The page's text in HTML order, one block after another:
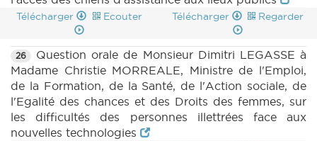
Télécharger Ecouter Télécharger Regarder
26
Question orale de Monsieur Dimitri LEGASSE à
Madame Christie MORREALE, Ministre de l'Emploi,
de la Formation, de la Santé, de l'Action sociale, de
l'Egalité des chances et des Droits des femmes, sur
les difficultés des personnes illettrées face aux
nouvelles technologies